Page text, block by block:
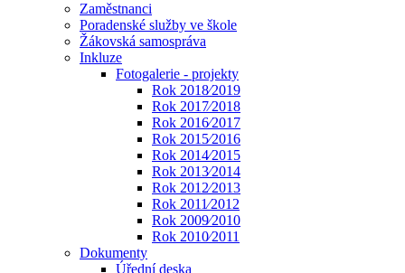
Zaměstnanci
Poradenské služby ve škole
Žákovská samospráva
Inkluze
Fotogalerie - projekty
Rok 2018⁄2019
Rok 2017⁄2018
Rok 2016⁄2017
Rok 2015⁄2016
Rok 2014⁄2015
Rok 2013⁄2014
Rok 2012⁄2013
Rok 2011⁄2012
Rok 2009⁄2010
Rok 2010⁄2011
Dokumenty
Úřední deska